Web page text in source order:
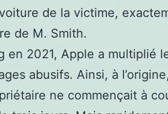
de la victime,
de M. Smith.
en 2021, Apple a multiplié
abusifs. Ainsi, à
ne commençait à